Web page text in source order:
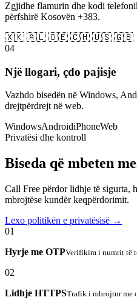
Zgjidhe flamurin dhe kodi
përfshirë Kosovën +383.
🇽🇰 🇦🇱 🇩🇪 🇨🇭 🇺🇸 🇬🇧
04
Një llogari, çdo pajisje
Vazhdo bisedën në Windows,
drejtpërdrejt në web.
WindowsAndroidiPhoneWeb
Privatësi dhe kontroll
Biseda që mbeten
Call Free përdor lidhje të sigurta,
mbrojtëse kundër keqpërdorimit.
Lexo politikën e privatësisë →
01
Hyrje me OTPVerifikim i numrit të
02
Lidhje HTTPSTrafik i mbrojtur me